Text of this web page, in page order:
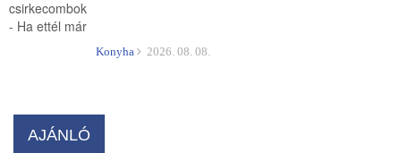
Konyha 2026. 08. 08.
AJÁNLÓ